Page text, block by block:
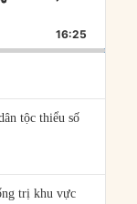
FORWARD
16:25
tộc thiểu số
trị khu vực